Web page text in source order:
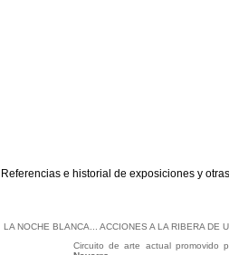
Referencias e historial de exposiciones y
LA NOCHE BLANCA... ACCIONES A LA RIBERA DE
Circuito de arte actual promovido